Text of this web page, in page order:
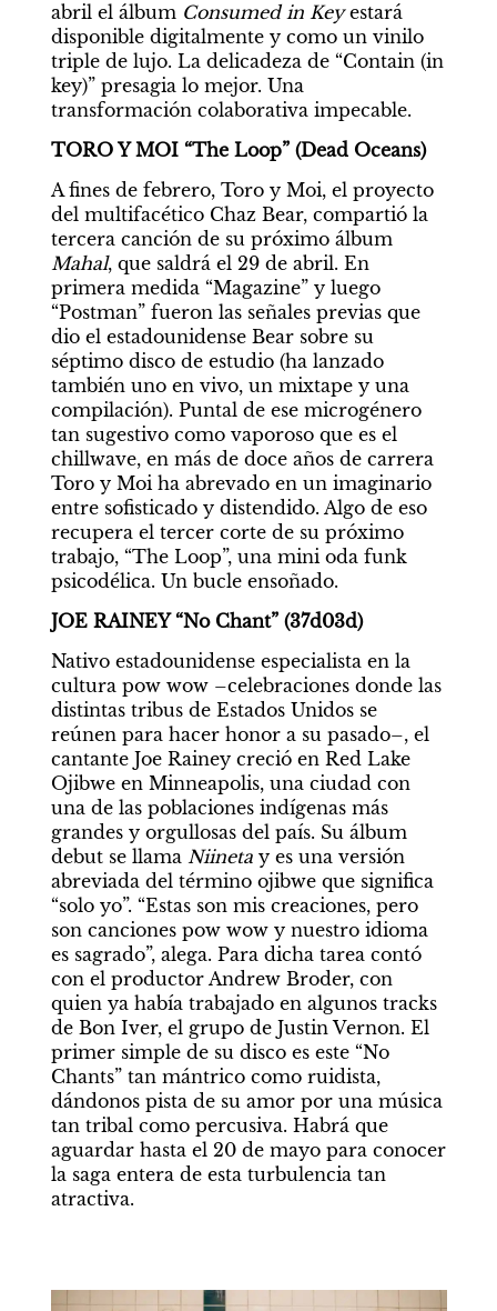
abril el álbum Consumed in Key estará
disponible digitalmente y como un vinilo
triple de lujo. La delicadeza de “Contain (in
key)” presagia lo mejor. Una
transformación colaborativa impecable.
TORO Y MOI “The Loop” (Dead Oceans)
A fines de febrero, Toro y Moi, el proyecto
del multifacético Chaz Bear, compartió la
tercera canción de su próximo álbum
Mahal, que saldrá el 29 de abril. En
primera medida “Magazine” y luego
“Postman” fueron las señales previas que
dio el estadounidense Bear sobre su
séptimo disco de estudio (ha lanzado
también uno en vivo, un mixtape y una
compilación). Puntal de ese microgénero
tan sugestivo como vaporoso que es el
chillwave, en más de doce años de carrera
Toro y Moi ha abrevado en un imaginario
entre sofisticado y distendido. Algo de eso
recupera el tercer corte de su próximo
trabajo, “The Loop”, una mini oda funk
psicodélica. Un bucle ensoñado.
JOE RAINEY “No Chant” (37d03d)
Nativo estadounidense especialista en la
cultura pow wow –celebraciones donde las
distintas tribus de Estados Unidos se
reúnen para hacer honor a su pasado–, el
cantante Joe Rainey creció en Red Lake
Ojibwe en Minneapolis, una ciudad con
una de las poblaciones indígenas más
grandes y orgullosas del país. Su álbum
debut se llama Niineta y es una versión
abreviada del término ojibwe que significa
“solo yo”. “Estas son mis creaciones, pero
son canciones pow wow y nuestro idioma
es sagrado”, alega. Para dicha tarea contó
con el productor Andrew Broder, con
quien ya había trabajado en algunos tracks
de Bon Iver, el grupo de Justin Vernon. El
primer simple de su disco es este “No
Chants” tan mántrico como ruidista,
dándonos pista de su amor por una música
tan tribal como percusiva. Habrá que
aguardar hasta el 20 de mayo para conocer
la saga entera de esta turbulencia tan
atractiva.